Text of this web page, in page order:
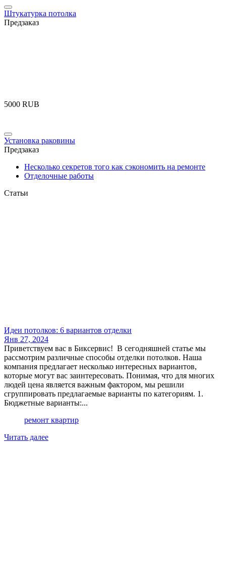
Штукатурка потолка
Предзаказ
‍5000‍ RUB
Установка раковины
Предзаказ
Несколько секретов того как сэкономить на ремонте
Отделочные работы
Статьи
Идеи потолков: 6 вариантов отделки
Янв 27, 2024
Приветствуем вас в Биксервис! В сегодняшней статье мы
рассмотрим различные способы отделки потолков. Наша
компания предлагает несколько интересных вариантов,
которые могут вас заинтересовать. Понимая, что для многих
людей цена является важным фактором, мы решили
сгруппировать предлагаемые варианты по категориям. 1.
Бюджетные варианты:...
ремонт квартир
Читать далее